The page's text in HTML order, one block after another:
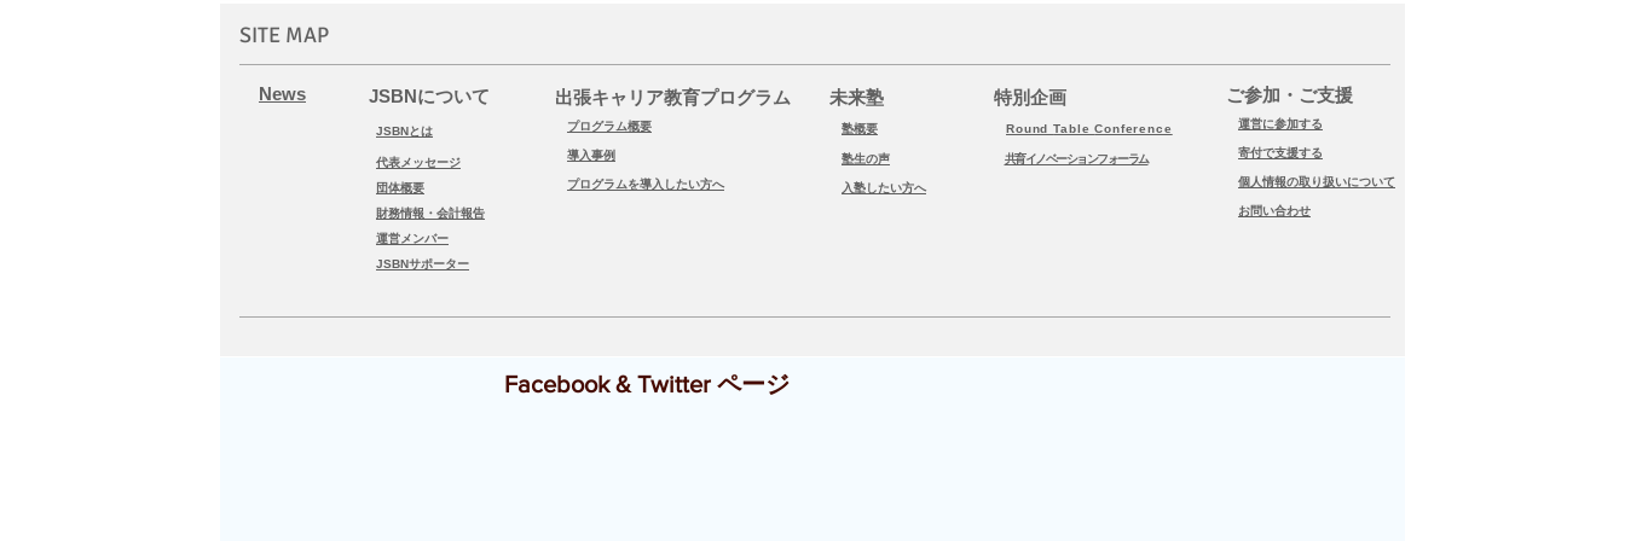
Camp JSBNと一緒に考える
「自分らしさに出会える夏」
きる子供の未来』
SITE MAP
​News JSBNについて
JSBNとは
代表メッセージ
団体概要
財務情報・会計報告
運営メンバー
JSBNサポーター
出張キャリア教育プログラム
プログラム概要
導入事例
プログラムを導入したい方へ
​未来塾
塾概要
塾生の声
入塾したい方へ
​ご参加・ご支援
運営に参加する
寄付で支援する
個人情報の取り扱いについて
お問い合わせ
​特別企画
RoundTableConference
共育イノベーションフォーラム
Facebook & Twitter ページ